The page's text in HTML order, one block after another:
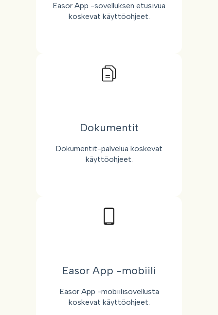
Easor App -sovelluksen etusivua
koskevat käyttöohjeet.
Dokumentit
Dokumentit-palvelua koskevat
käyttöohjeet.
Easor App -mobiili
Easor App -mobiilisovellusta
koskevat käyttöohjeet.